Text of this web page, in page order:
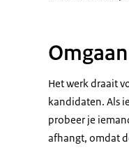
Het werk draait
kandidaten. Als
probeer je
afhangt, omdat